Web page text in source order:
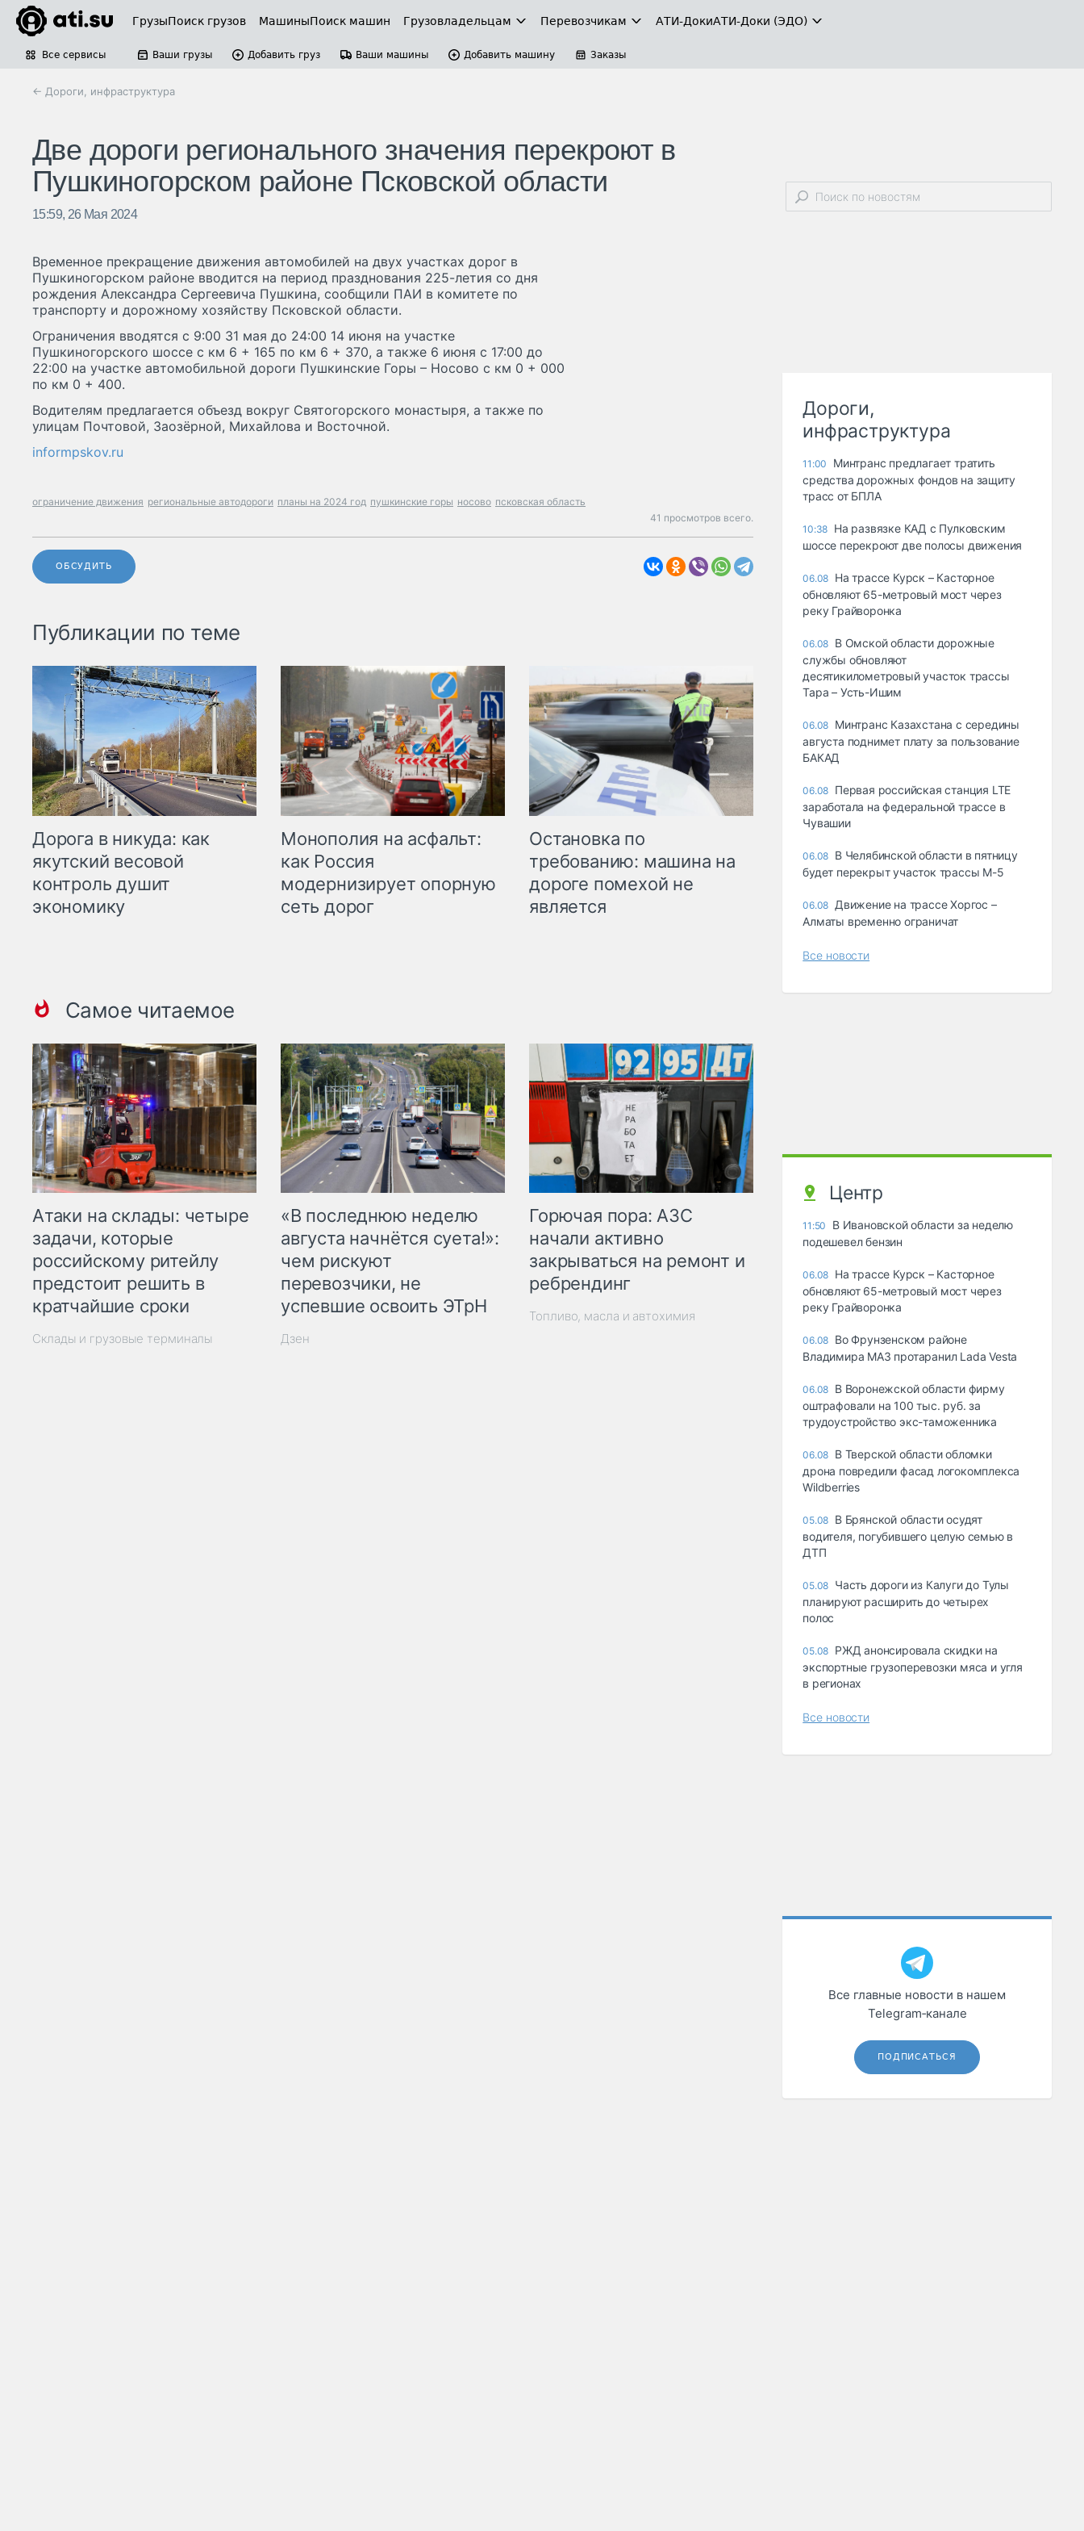
ГрузыПоиск грузов МашиныПоиск машин Грузовладельцам Перевозчикам АТИ-ДокиАТИ-Доки (ЭДО)
Все сервисы Ваши грузы Добавить груз Ваши машины Добавить машину Заказы
← Дороги, инфраструктура
Две дороги регионального значения перекроют в
Пушкиногорском районе Псковской области
15:59, 26 Мая 2024
Временное прекращение движения автомобилей на двух участках дорог в
Пушкиногорском районе вводится на период празднования 225-летия со дня
рождения Александра Сергеевича Пушкина, сообщили ПАИ в комитете по
транспорту и дорожному хозяйству Псковской области.
Ограничения вводятся с 9:00 31 мая до 24:00 14 июня на участке
Пушкиногорского шоссе с км 6 + 165 по км 6 + 370, а также 6 июня с 17:00 до
22:00 на участке автомобильной дороги Пушкинские Горы – Носово с км 0 + 000
по км 0 + 400.
Водителям предлагается объезд вокруг Святогорского монастыря, а также по
улицам Почтовой, Заозёрной, Михайлова и Восточной.
informpskov.ru
ограничение движения региональные автодороги планы на 2024 год пушкинские горы носово псковская область
41 просмотров всего.
ОБСУДИТЬ
Публикации по теме
Дорога в никуда: как
якутский весовой
контроль душит
экономику
Монополия на асфальт:
как Россия
модернизирует опорную
сеть дорог
Остановка по
требованию: машина на
дороге помехой не
является
Самое читаемое
Атаки на склады: четыре
задачи, которые
российскому ритейлу
предстоит решить в
кратчайшие сроки
Склады и грузовые терминалы
«В последнюю неделю
августа начнётся суета!»:
чем рискуют
перевозчики, не
успевшие освоить ЭТрН
Дзен
Горючая пора: АЗС
начали активно
закрываться на ремонт и
ребрендинг
Топливо, масла и автохимия
Дороги,
инфраструктура
11:00
Минтранс предлагает тратить
средства дорожных фондов на защиту
трасс от БПЛА
10:38 На развязке КАД с Пулковским
шоссе перекроют две полосы движения
06.08 На трассе Курск – Касторное
обновляют 65-метровый мост через
реку Грайворонка
06.08 В Омской области дорожные
службы обновляют
десятикилометровый участок трассы
Тара – Усть-Ишим
06.08 Минтранс Казахстана с середины
августа поднимет плату за пользование
БАКАД
06.08 Первая российская станция LTE
заработала на федеральной трассе в
Чувашии
06.08 В Челябинской области в пятницу
будет перекрыт участок трассы М-5
06.08 Движение на трассе Хоргос –
Алматы временно ограничат
Все новости
Центр
11:50
В Ивановской области за неделю
подешевел бензин
06.08 На трассе Курск – Касторное
обновляют 65-метровый мост через
реку Грайворонка
06.08 Во Фрунзенском районе
Владимира МАЗ протаранил Lada Vesta
06.08 В Воронежской области фирму
оштрафовали на 100 тыс. руб. за
трудоустройство экс-таможенника
06.08 В Тверской области обломки
дрона повредили фасад логокомплекса
Wildberries
05.08 В Брянской области осудят
водителя, погубившего целую семью в
ДТП
05.08 Часть дороги из Калуги до Тулы
планируют расширить до четырех
полос
05.08 РЖД анонсировала скидки на
экспортные грузоперевозки мяса и угля
в регионах
Все новости
Все главные новости в нашем
Telegram‑канале
ПОДПИСАТЬСЯ